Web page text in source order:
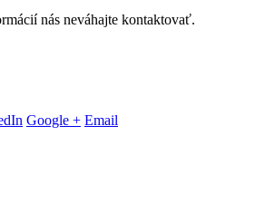
Vsi?
nás neváhajte kontaktovať.
Google + Email